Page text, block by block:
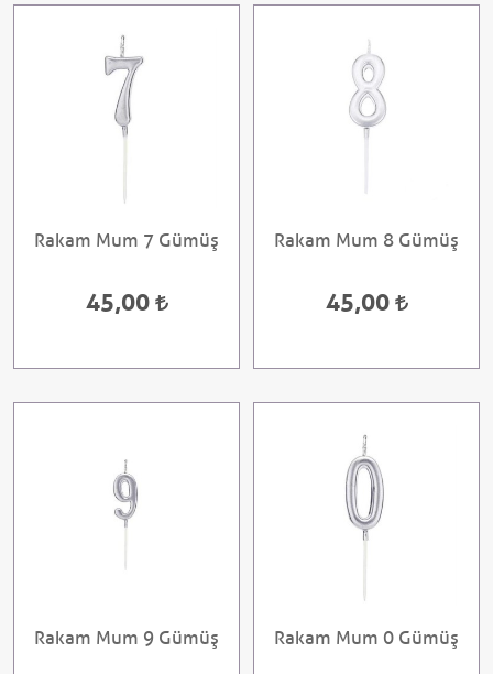
Rakam Mum 7 Gümüş
45,00
Rakam Mum 8 Gümüş
45,00
Rakam Mum 9 Gümüş Rakam Mum 0 Gümüş